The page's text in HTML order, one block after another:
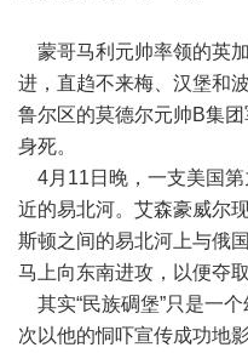
蒙哥马利元帅率领的英
进，直趋不来梅、汉堡和
鲁尔区的莫德尔元帅B集
身死。
4月11日晚，一支美国第
近的易北河。艾森豪威尔
斯顿之间的易北河上与俄
马上向东南进攻，以便夺
其实“民族碉堡”只是一
次以他的恫吓宣传成功地